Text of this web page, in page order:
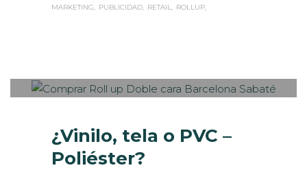
MARKETING
PUBLICIDAD RETAIL ROLLUP
¿Vinilo, tela o PVC –
Poliéster?